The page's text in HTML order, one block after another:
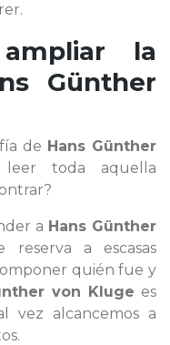
la
Günther
de Hans Günther
toda aquella
a Hans Günther
a escasas
quién fue y
von Kluge es
vez alcancemos a